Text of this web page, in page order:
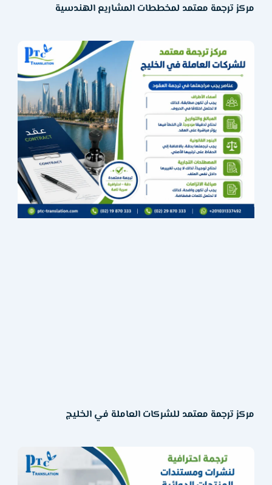
مركز ترجمة معتمد لمخططات المشاريع الهندسية
مركز ترجمة معتمد للشركات العاملة في الخليج